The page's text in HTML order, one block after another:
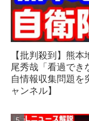
【批判殺到】熊
尾秀哉「看過でき
自情報収集問題を
ャンネル】